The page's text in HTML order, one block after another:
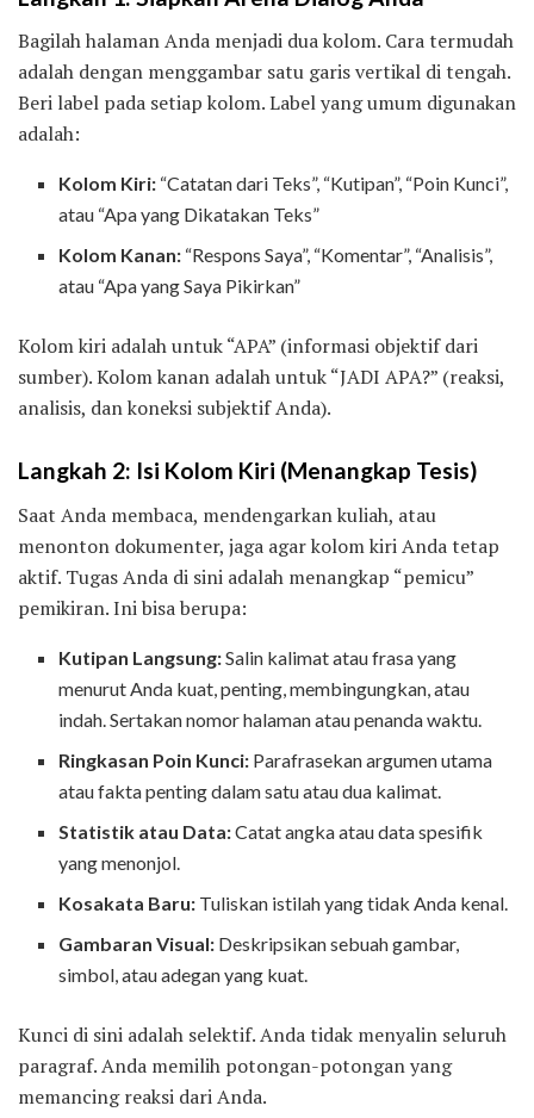
Bagilah halaman Anda menjadi dua kolom. Cara termudah
adalah dengan menggambar satu garis vertikal di tengah.
Beri label pada setiap kolom. Label yang umum digunakan
adalah:
Kolom Kiri: “Catatan dari Teks”, “Kutipan”, “Poin Kunci”,
atau “Apa yang Dikatakan Teks”
Kolom Kanan: “Respons Saya”, “Komentar”, “Analisis”,
atau “Apa yang Saya Pikirkan”
Kolom kiri adalah untuk “APA” (informasi objektif dari
sumber). Kolom kanan adalah untuk “JADI APA?” (reaksi,
analisis, dan koneksi subjektif Anda).
Langkah 2: Isi Kolom Kiri (Menangkap Tesis)
Saat Anda membaca, mendengarkan kuliah, atau
menonton dokumenter, jaga agar kolom kiri Anda tetap
aktif. Tugas Anda di sini adalah menangkap “pemicu”
pemikiran. Ini bisa berupa:
Kutipan Langsung:Salin kalimat atau frasa yang
menurut Anda kuat, penting, membingungkan, atau
indah. Sertakan nomor halaman atau penanda waktu.
Ringkasan Poin Kunci: Parafrasekan argumen utama
atau fakta penting dalam satu atau dua kalimat.
Statistik atau Data:Catat angka atau data spesifik
yang menonjol.
Kosakata Baru: Tuliskan istilah yang tidak Anda kenal.
Gambaran Visual: Deskripsikan sebuah gambar,
simbol, atau adegan yang kuat.
Kunci di sini adalah selektif. Anda tidak menyalin seluruh
paragraf. Anda memilih potongan-potongan yang
memancing reaksi dari Anda.